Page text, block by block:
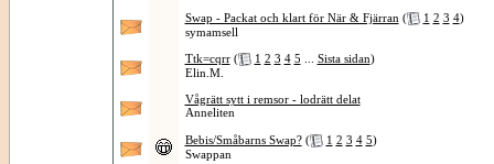
Swap - Packat och klart för När & Fjärran ( 1 2 3 4)
symamsell
Ttk=cqrr ( 1 2 3 4 5 Sista sidan)
Elin.M.
Vågrätt sytt i remsor - lodrätt delat
Anneliten
Bebis/Småbarns Swap? ( 1 2 3 4 5)
Swappan